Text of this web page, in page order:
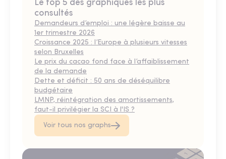
Le top 5 des graphiques les plus
consultés
Demandeurs d’emploi : une légère baisse au
1er trimestre 2026
Croissance 2025 : l’Europe à plusieurs vitesses
selon Bruxelles
Le prix du cacao fond face à l’affaiblissement
de la demande
Dette et déficit : 50 ans de déséquilibre
budgétaire
LMNP, réintégration des amortissements,
faut-il privilégier la SCI à l'IS ?
Voir tous nos graphs